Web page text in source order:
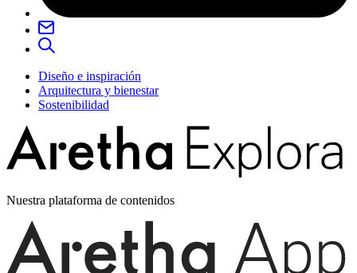
Diseño e inspiración
Arquitectura y bienestar
Sostenibilidad
Nuestra plataforma de contenidos